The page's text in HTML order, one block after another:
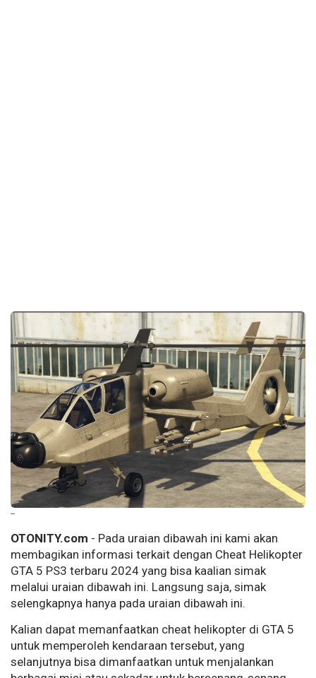
--
OTONITY.com - Pada uraian dibawah ini kami akan
membagikan informasi terkait dengan Cheat Helikopter
GTA 5 PS3 terbaru 2024 yang bisa kaalian simak
melalui uraian dibawah ini. Langsung saja, simak
selengkapnya hanya pada uraian dibawah ini.
Kalian dapat memanfaatkan cheat helikopter di GTA 5
untuk memperoleh kendaraan tersebut, yang
selanjutnya bisa dimanfaatkan untuk menjalankan